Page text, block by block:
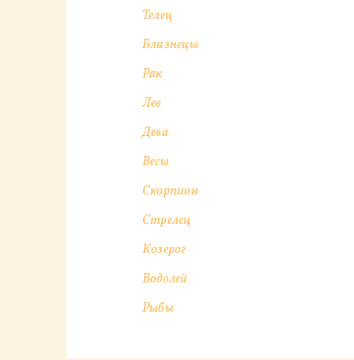
Телец
Близнецы
Рак
Лев
Дева
Весы
Скорпион
Стрелец
Козерог
Водолей
Рыбы